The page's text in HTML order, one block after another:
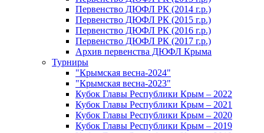
Первенство ДЮФЛ РК (2014 г.р.)
Первенство ДЮФЛ РК (2015 г.р.)
Первенство ДЮФЛ РК (2016 г.р.)
Первенство ДЮФЛ РК (2017 г.р.)
Архив первенства ДЮФЛ Крыма
Турниры
"Крымская весна-2024"
"Крымская весна-2023"
Кубок Главы Республики Крым – 2022
Кубок Главы Республики Крым – 2021
Кубок Главы Республики Крым – 2020
Кубок Главы Республики Крым – 2019